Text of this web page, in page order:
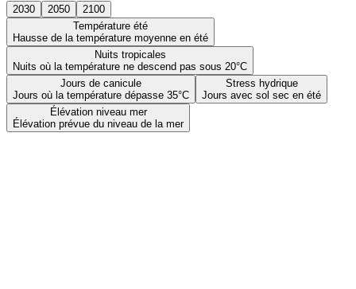
2030 2050
2100
Température été
Hausse de la température moyenne en été
Nuits tropicales
Nuits où la température ne descend pas sous 20°C
Jours de canicule
Jours où la température dépasse 35°C
Stress hydrique
Jours avec sol sec en été
Élévation niveau mer
Élévation prévue du niveau de la mer